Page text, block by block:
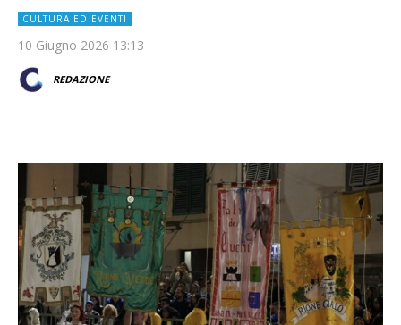
CULTURA ED EVENTI
10 Giugno 2026 13:13
REDAZIONE